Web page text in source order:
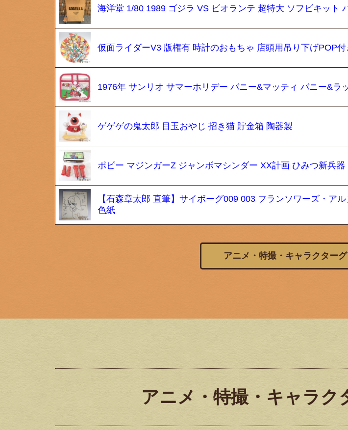
海洋堂 1/80 1989 ゴジラ VS ビオランテ 超特大 ソフビキット
仮面ライダーV3 版権有 時計のおもちゃ 店頭用吊り下げPOP付
1976年 サンリオ サマーホリデー バニー&マッティ バニー&ラ
ゲゲゲの鬼太郎 目玉おやじ 招き猫 貯金箱 陶器製
ポピー マジンガーZ ジャンボマシンダー XX計画 ひみつ新兵
【石森章太郎 直筆】サイボーグ009 003 フランソワーズ・ア
色紙
アニメ・特撮・キャラクター
アニメ・特撮・キャラク